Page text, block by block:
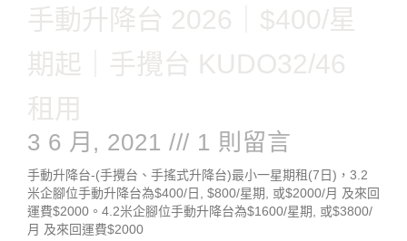
手動升降台 2026｜$400/星
期起｜手攪台 KUDO32/46
租用
3 6 月, 2021 1 則留言
手動升降台-(手攪台、手搖式升降台)最小一星期租(7日)，3.2
米企腳位手動升降台為$400/日, $800/星期, 或$2000/月 及來回
運費$2000。4.2米企腳位手動升降台為$1600/星期, 或$3800/
月 及來回運費$2000